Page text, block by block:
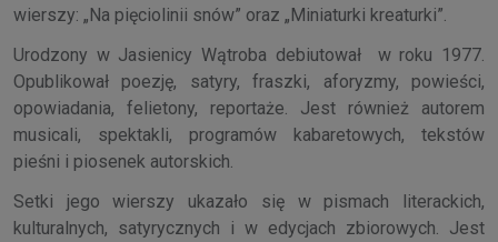
wierszy: „Na pięciolinii snów” oraz „Miniaturki kreaturki”.
Urodzony w Jasienicy Wątroba debiutował w roku 1977.
Opublikował poezję, satyry, fraszki, aforyzmy, powieści,
opowiadania, felietony, reportaże. Jest również autorem
musicali, spektakli, programów kabaretowych, tekstów
pieśni i piosenek autorskich.
Setki jego wierszy ukazało się w pismach literackich,
kulturalnych, satyrycznych i w edycjach zbiorowych. Jest